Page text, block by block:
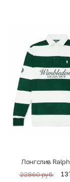
Лонгслив
22860 руб.